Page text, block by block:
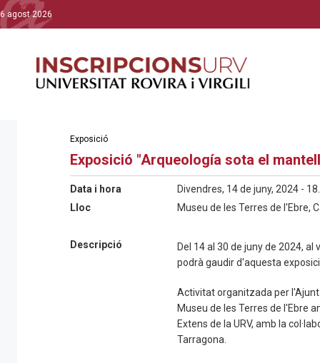
6 agost 2026
Exposició
Exposició "Arqueología sota el
Data i hora
Divendres, 14 de juny, 2024 -
Lloc
Museu de les Terres de l'Ebre,
Descripció
Del 14 al 30 de juny de 2024,
podrà gaudir d'aquesta
Activitat organitzada per
Museu de les Terres de l'Ebre
Extens de la URV, amb la
Tarragona.